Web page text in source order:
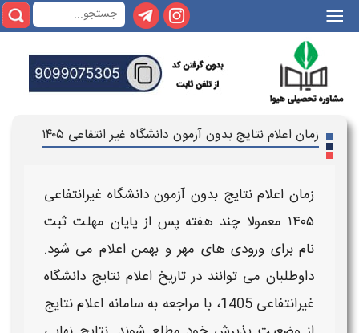
|||
زمان اعلام نتایج بدون آزمون دانشگاه غیر انتفاعی ۱۴۰۵
زمان اعلام نتایج بدون آزمون دانشگاه غیرانتفاعی
۱۴۰۵ معمولا چند هفته پس از پایان مهلت ثبت‌
نام برای ورودی‌ های مهر و بهمن اعلام می‌ شود.
داوطلبان می‌ توانند در تاریخ اعلام نتایج دانشگاه
غیرانتفاعی 1405
، با مراجعه به سامانه اعلام نتایج